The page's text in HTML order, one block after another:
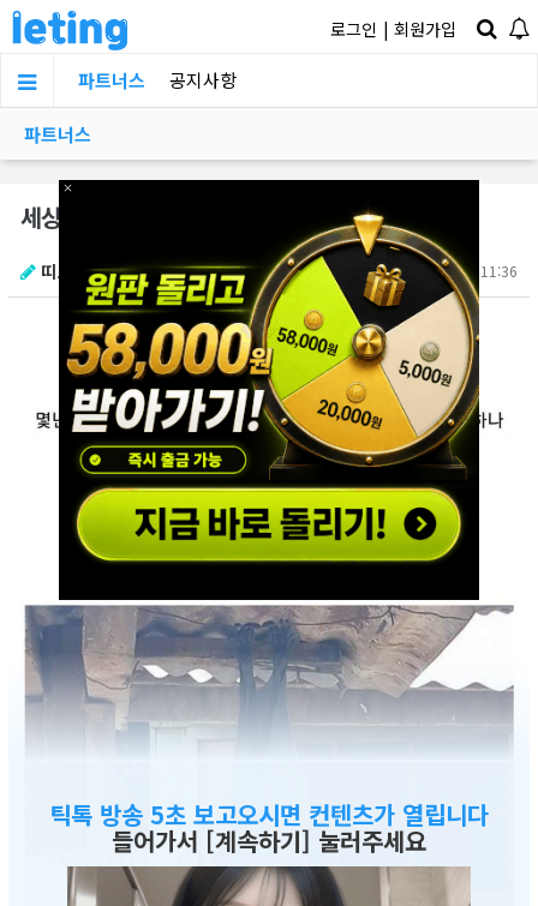
로그인 | 회원가입
파트너스 공지사항
파트너스
세상에서 가장 큰 박쥐에 대해 알아보자
띠로리리 2025.04.19 11:36
틱톡 방송 5초 보고오시면 컨텐츠가 열립니다
들어가서 [계속하기] 눌러주세요
×